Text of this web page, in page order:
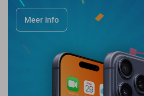
Meer info